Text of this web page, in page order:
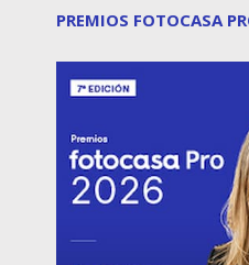
PREMIOS FOTOCASA